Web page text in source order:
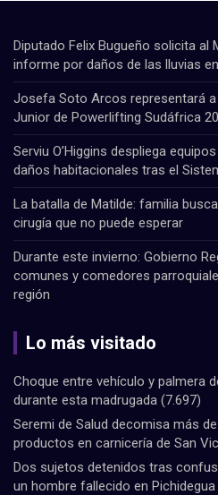
Diputado Felix Bugueño solicita al
informe por daños de las lluvias
Josefa Soto Arcos representará a
Junior de Powerlifting Sudáfrica
Serviu O’Higgins despliega
daños habitacionales tras el
La batalla de Matilde: familia
cirugía que no puede esperar
Durante este invierno: Gobierno
comunes y comedores
región
Lo más visitado
Choque entre vehículo y palmera
durante esta madrugada (7.697)
Seremi de Salud decomisa más
productos en carnicería de San
Dos sujetos detenidos tras
un hombre fallecido en Pichidegua